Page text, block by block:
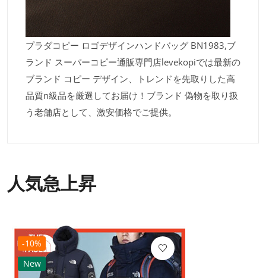
プラダコピー ロゴデザインハンドバッグ BN1983,ブ
ランド スーパーコピー通販専門店levekopiでは最新の
ブランド コピー デザイン、トレンドを先取りした高
品質n級品を厳選してお届け！ブランド 偽物を取り扱
う老舗店として、激安価格でご提供。
人気急上昇
-10%
New